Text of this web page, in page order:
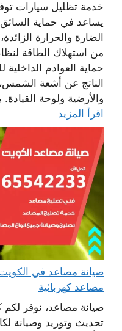
خدمة تظليل سيارات
يساعد في حماية
الضارة والحرارة
من استهلاك الطاقة
حماية العوادم
الناتج عن أشعة
والأرضية ولوحة
اقرأ المزيد
مصاعد كهربائية
صيانة مصاعد، نوفر
تحديث وتوريد وصيانة